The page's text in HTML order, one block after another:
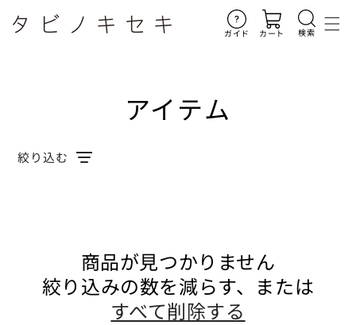
ンツに
進む
ガイド カート 検索
アイテム
絞り込む
商品が見つかりません
絞り込みの数を減らす、または
すべて削除する